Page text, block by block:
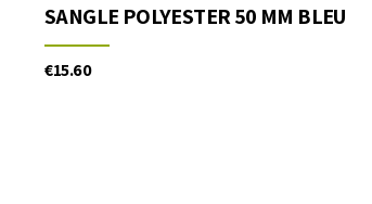
SANGLE POLYESTER 50 MM BLEU
€15.60